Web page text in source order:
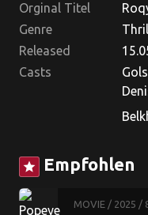
Orginal Titel
Genre
Released
Casts
star Empfohlen
MOVIE / 2025 /